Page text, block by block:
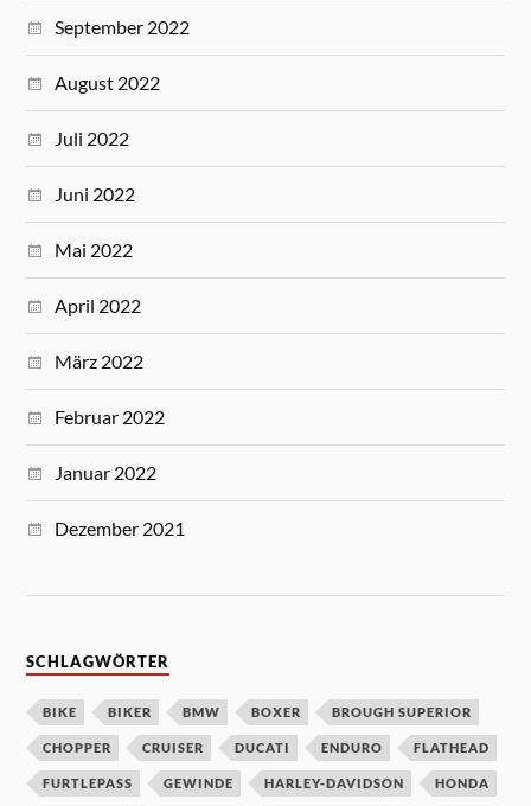
September 2022
August 2022
Juli 2022
Juni 2022
Mai 2022
April 2022
März 2022
Februar 2022
Januar 2022
Dezember 2021
SCHLAGWÖRTER
BIKE BIKER BMW BOXER BROUGH SUPERIOR
CHOPPER CRUISER DUCATI ENDURO FLATHEAD
FURTLEPASS GEWINDE HARLEY-DAVIDSON HONDA